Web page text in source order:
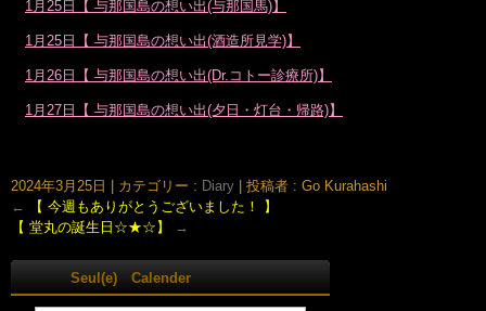
1月25日【 与那国島の想い出(与那国馬)】
1月25日【 与那国島の想い出(酒造所見学)】
1月26日【 与那国島の想い出(Dr.コトー診療所)】
1月27日【 与那国島の想い出(夕日・灯台・帰路)】
2024年3月25日 カテゴリー : Diary
投稿者 : Go Kurahashi
←
【 今週もありがとうございました！ 】
【 堂丸の誕生日☆★☆】
→
Seul(e) Calender